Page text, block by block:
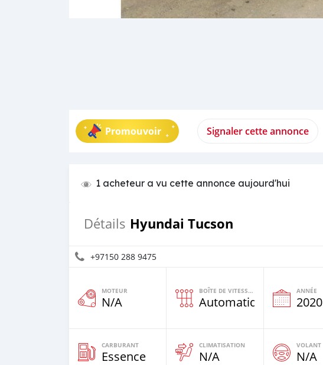
Promouvoir Signaler cette annonce
1 acheteur a vu cette annonce aujourd'hui
Détails Hyundai Tucson
+97150 288 9475
MOTEUR
N/A
BOÎTE DE VITESSES
Automatique
ANNÉE
2020
CARBURANT
Essence
CLIMATISATION
N/A
VOLANT
N/A